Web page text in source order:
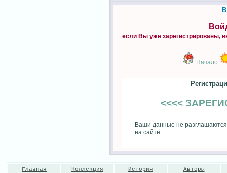
если Вы уже зарегистрированы,
Начало
<<<<
Ваши данные не
на сайте.
Главная
Коллекция
История
Авторы